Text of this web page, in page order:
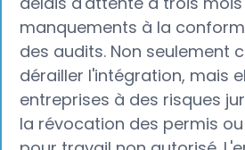
manquements à la
des audits. Non seulement
dérailler l'intégration, mais
entreprises à des risques
la révocation des permis